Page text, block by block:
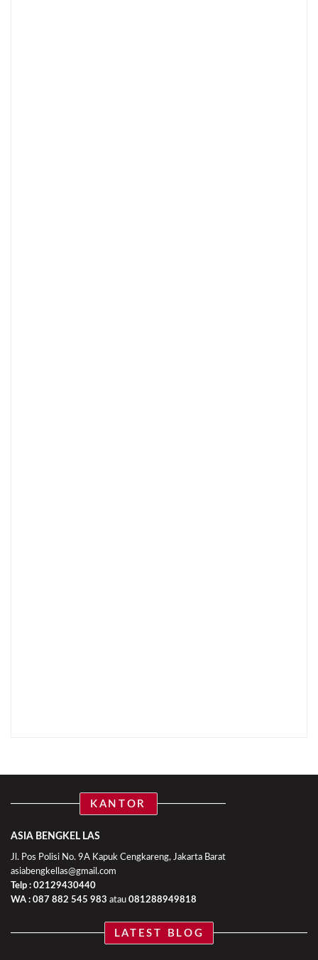
KANTOR
ASIA BENGKEL LAS
Jl. Pos Polisi No. 9A Kapuk Cengkareng, Jakarta Barat
asiabengkellas@gmail.com
Telp : 02129430440
WA : 087 882 545 983 atau 081288949818
LATEST BLOG